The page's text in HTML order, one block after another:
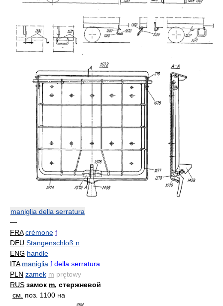
maniglia della serratura
—
FRA crémone f
DEU Stangenschloß n
ENG handle
ITA maniglia f della serratura
PLN zamek m prętowy
RUS замок m, стержневой
см. поз. 1100 на